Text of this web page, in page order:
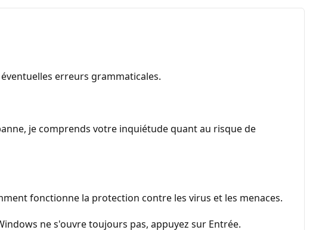
erreurs grammaticales.
je comprends votre inquiétude quant au risque de
fonctionne la protection contre les virus et les menaces.
ne s'ouvre toujours pas, appuyez sur Entrée.